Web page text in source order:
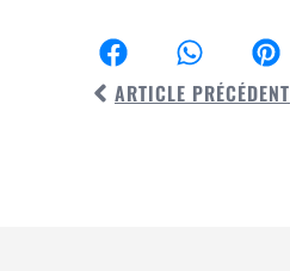
ARTICLE PRÉCÉDENT